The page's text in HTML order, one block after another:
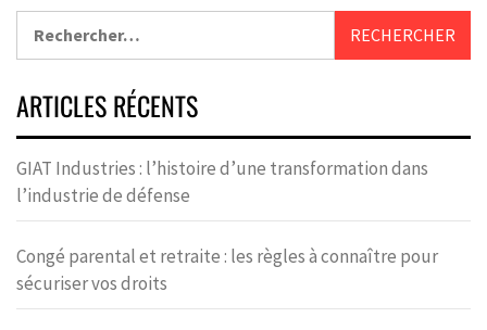
ARTICLES RÉCENTS
GIAT Industries : l’histoire d’une transformation dans
l’industrie de défense
Congé parental et retraite : les règles à connaître pour
sécuriser vos droits